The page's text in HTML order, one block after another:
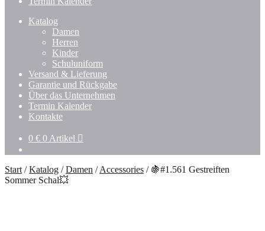
Katalog
Damen
Herren
Kinder
Schuluniform
Versand & Lieferung
Garantie und Rückgabe
Über das Unternehmen
Termin Kalender
Kontakte
0 € 0 Artikel
Start /Katalog /Damen /Accessories / 🍇#1.561 Gestreiften
Sommer Schal💥